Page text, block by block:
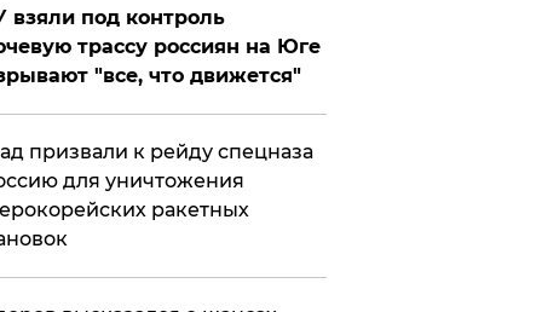
взяли под контроль
трассу россиян на Юге
"все, что движется"
призвали к рейду спецназа
для уничтожения
ракетных